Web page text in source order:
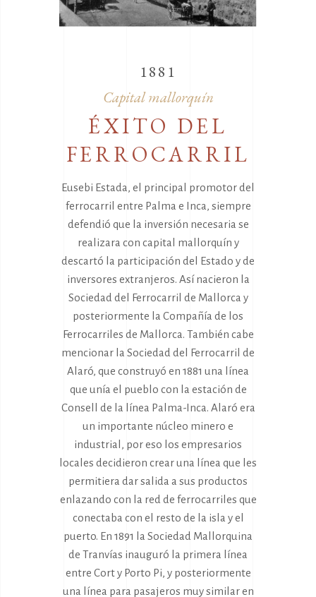
1881
Capital mallorquín
ÉXITO DEL
FERROCARRIL
Eusebi Estada, el principal promotor del
ferrocarril entre Palma e Inca, siempre
defendió que la inversión necesaria se
realizara con capital mallorquín y
descartó la participación del Estado y de
inversores extranjeros. Así nacieron la
Sociedad del Ferrocarril de Mallorca y
posteriormente la Compañía de los
Ferrocarriles de Mallorca. También cabe
mencionar la Sociedad del Ferrocarril de
Alaró, que construyó en 1881 una línea
que unía el pueblo con la estación de
Consell de la línea Palma-Inca. Alaró era
un importante núcleo minero e
industrial, por eso los empresarios
locales decidieron crear una línea que les
permitiera dar salida a sus productos
enlazando con la red de ferrocarriles que
conectaba con el resto de la isla y el
puerto. En 1891 la Sociedad Mallorquina
de Tranvías inauguró la primera línea
entre Cort y Porto Pi, y posteriormente
una línea para pasajeros muy similar en